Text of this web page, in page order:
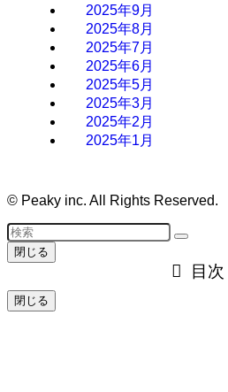
2025年9月
2025年8月
2025年7月
2025年6月
2025年5月
2025年3月
2025年2月
2025年1月
© Peaky inc. All Rights Reserved.
閉じる
目次
閉じる